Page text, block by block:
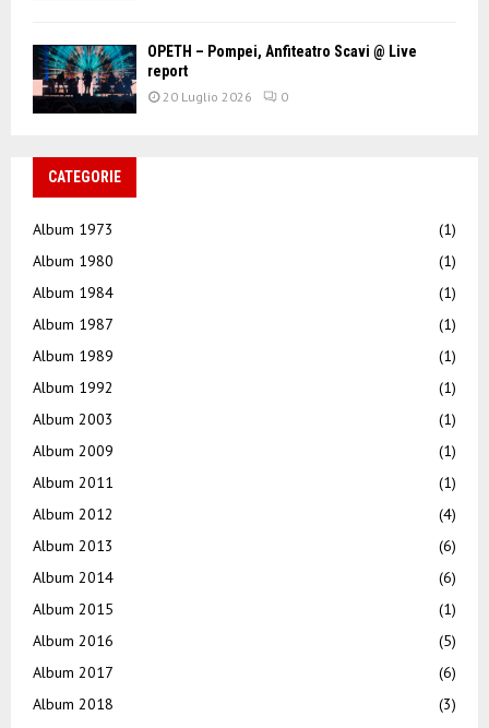
OPETH – Pompei, Anfiteatro Scavi @ Live
report
20 Luglio 2026 0
CATEGORIE
Album 1973
(1)
Album 1980
(1)
Album 1984
(1)
Album 1987
(1)
Album 1989
(1)
Album 1992
(1)
Album 2003
(1)
Album 2009
(1)
Album 2011
(1)
Album 2012
(4)
Album 2013
(6)
Album 2014
(6)
Album 2015
(1)
Album 2016
(5)
Album 2017
(6)
Album 2018
(3)